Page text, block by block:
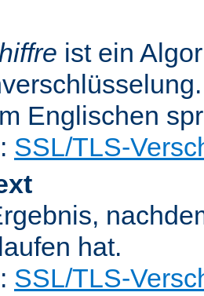
ist ein
Englischen
SSL/TLS-
hat.
SSL/TLS-